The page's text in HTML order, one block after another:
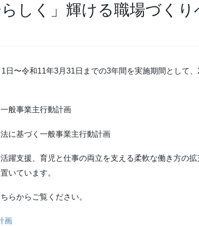
しく」輝ける職場づくり
日〜令和11年3月31日までの3年間を実施期間として
般事業主行動計画
に基づく一般事業主行動計画
躍支援、育児と仕事の両立を支える柔軟な働き方の
いています。
らからご覧ください。
画